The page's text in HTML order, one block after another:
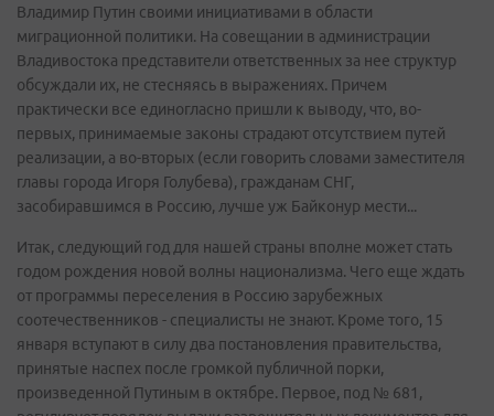
Владимир Путин своими инициативами в области
миграционной политики. На совещании в администрации
Владивостока представители ответственных за нее структур
обсуждали их, не стесняясь в выражениях. Причем
практически все единогласно пришли к выводу, что, во-
первых, принимаемые законы страдают отсутствием путей
реализации, а во-вторых (если говорить словами заместителя
главы города Игоря Голубева), гражданам СНГ,
засобиравшимся в Россию, лучше уж Байконур мести...
Итак, следующий год для нашей страны вполне может стать
годом рождения новой волны национализма. Чего еще ждать
от программы переселения в Россию зарубежных
соотечественников - специалисты не знают. Кроме того, 15
января вступают в силу два постановления правительства,
принятые наспех после громкой публичной порки,
произведенной Путиным в октябре. Первое, под № 681,